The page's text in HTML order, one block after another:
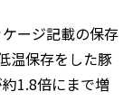
ージ記載の保存
温保存をした豚
1.8倍にまで増